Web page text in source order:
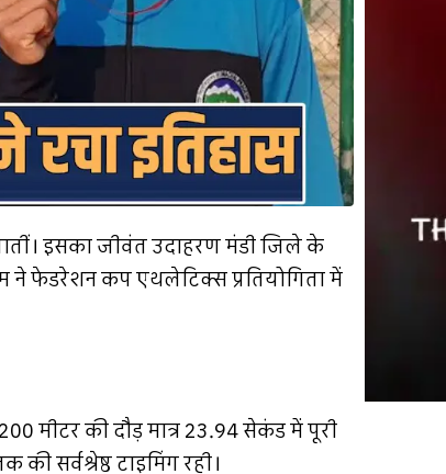
इसका जीवंत उदाहरण मंडी जिले के
ने फेडरेशन कप एथलेटिक्स प्रतियोगिता में
मीटर की दौड़ मात्र 23.94 सेकंड में पूरी
सर्वश्रेष्ठ टाइमिंग रही।